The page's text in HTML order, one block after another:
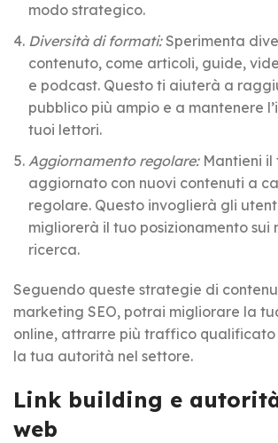
modo strategico.
Diversità di formati:Sperimenta
contenuto, come articoli, guide,
e podcast. Questo ti aiuterà a
pubblico più ampio e a mantenere
tuoi lettori.
Aggiornamento regolare:Mantieni il
aggiornato con nuovi contenuti a
regolare. Questo invoglierà gli
migliorerà il tuo posizionamento sui
ricerca.
Seguendo queste strategie di
marketing SEO, potrai migliorare la
online, attrarre più traffico qualificato
la tua autorità nel settore.
Link building e
web